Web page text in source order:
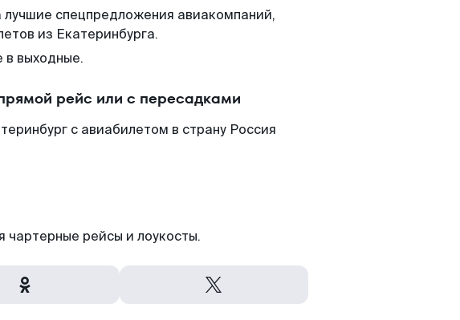
спецпредложения авиакомпаний,
из Екатеринбурга.
в выходные.
рейс или с пересадками
с авиабилетом в страну Россия
чартерные рейсы и лоукосты.